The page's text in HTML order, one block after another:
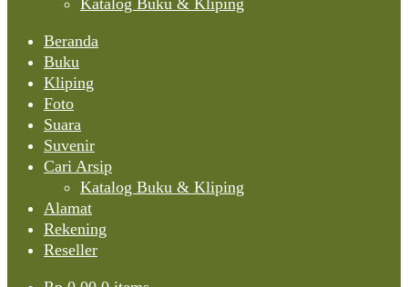
Katalog Buku & Kliping
Beranda
Buku
Kliping
Foto
Suara
Suvenir
Cari Arsip
Katalog Buku & Kliping
Alamat
Rekening
Reseller